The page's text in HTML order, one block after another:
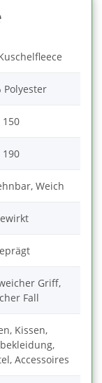
Polyester
150
190
Weich
Griff,
Fall
Kissen,
Accessoires